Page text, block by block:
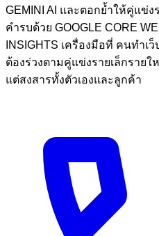
GEMINI AI และตอกย้ำให้คู่แข่
คำรบด้วย GOOGLE CORE
INSIGHTS เครื่องมือที่ คนทำ
ต้องร่วงตามคู่แข่งรายเล็กรายใ
แต่สงสารทั้งตัวเองและลูกค้า